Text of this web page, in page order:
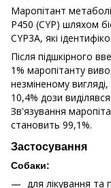
Маропітант
Р450 (CYP) шляхом
CYP3A, які
Після підшкірного
1% маропітанту
незміненому
10,4% дози
Зв'язування
становить 99,1%.
Застосування
Собаки:
для лікування та